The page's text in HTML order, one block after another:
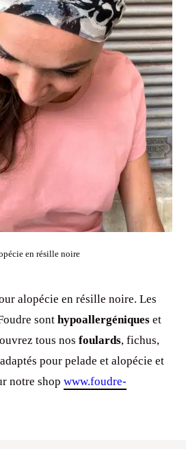
en résille noire
alopécie en résille noire. Les
sont hypoallergéniques et
tous nos foulards, fichus,
adaptés pour pelade et alopécie et
notre shop www.foudre-